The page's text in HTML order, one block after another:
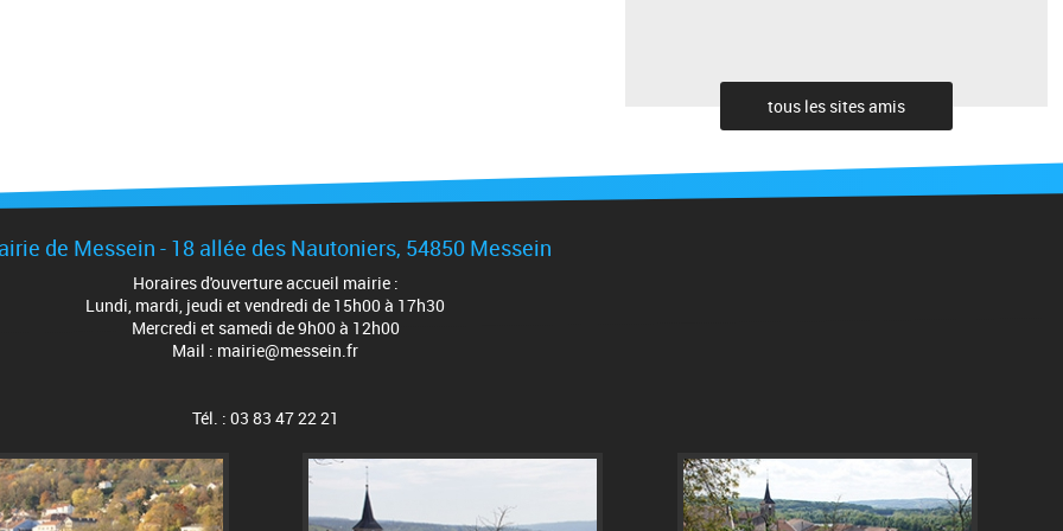
tous les sites amis
de Messein - 18 allée des Nautoniers, 54850 Messein
Horaires d'ouverture accueil mairie :
Lundi, mardi, jeudi et vendredi de 15h00 à 17h30
Mercredi et samedi de 9h00 à 12h00
Mail : mairie@messein.fr
Tél. : 03 83 47 22 21